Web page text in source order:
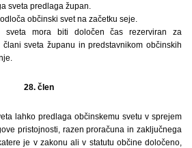
sveta predlaga župan.
občinski svet na začetku seje.
sveta mora biti določen čas rezerviran za
sveta županu in predstavnikom občinskih
28. člen
lahko predlaga občinskemu svetu v sprejem
pristojnosti, razen proračuna in zaključnega
je v zakonu ali v statutu občine določeno,